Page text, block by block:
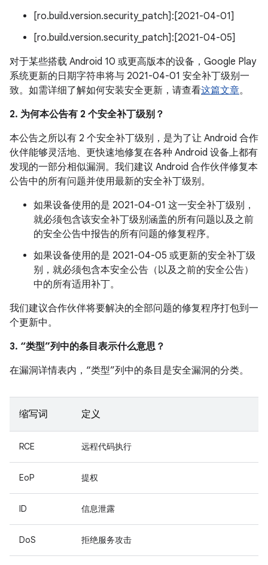
[ro.build.version.security_patch]:[2021-04-01]
[ro.build.version.security_patch]:[2021-04-05]
对于某些搭载 Android 10 或更高版本的设备，Google Play
系统更新的日期字符串将与 2021-04-01 安全补丁级别一
致。如需详细了解如何安装安全更新，请查看这篇文章。
2. 为何本公告有 2 个安全补丁级别？
本公告之所以有 2 个安全补丁级别，是为了让 Android 合作
伙伴能够灵活地、更快速地修复在各种 Android 设备上都有
发现的一部分相似漏洞。我们建议 Android 合作伙伴修复本
公告中的所有问题并使用最新的安全补丁级别。
如果设备使用的是 2021-04-01 这一安全补丁级别，
就必须包含该安全补丁级别涵盖的所有问题以及之前
的安全公告中报告的所有问题的修复程序。
如果设备使用的是 2021-04-05 或更新的安全补丁级
别，就必须包含本安全公告（以及之前的安全公告）
中的所有适用补丁。
我们建议合作伙伴将要解决的全部问题的修复程序打包到一
个更新中。
3. “类型”列中的条目表示什么意思？
在漏洞详情表内，“类型”列中的条目是安全漏洞的分类。
缩写词 定义
RCE 远程代码执行
EoP 提权
ID 信息泄露
DoS 拒绝服务攻击